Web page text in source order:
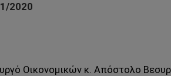
2020
Οικονομικών κ. Απόστολο